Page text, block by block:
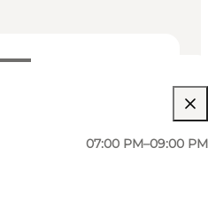
07:00 PM–09:00 PM